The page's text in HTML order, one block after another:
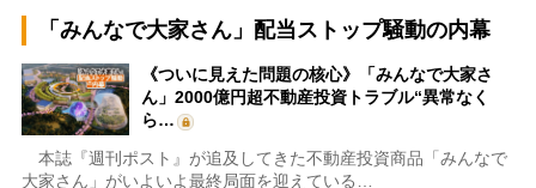
「みんなで大家さん」配当ストップ騒動の内幕
《ついに見えた問題の核心》「みんなで大家さ
ん」2000億円超不動産投資トラブル“異常なく
ら…
本誌『週刊ポスト』が追及してきた不動産投資商品「みんなで
大家さん」がいよいよ最終局面を迎えている…